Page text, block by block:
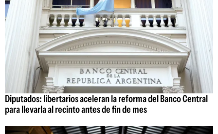
Diputados: libertarios aceleran la reforma del Banco Central
para llevarla al recinto antes de fin de mes